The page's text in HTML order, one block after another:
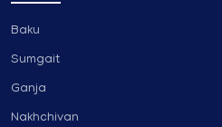
Baku
Sumgait
Ganja
Nakhchivan